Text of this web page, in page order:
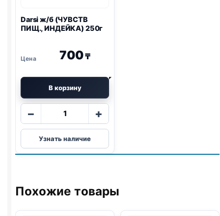
Darsi ж/б (ЧУВСТВ
ПИЩ., ИНДЕЙКА) 250г
700₸
В корзину
−
Количество
Darsi
ж/
б
ИНДЕЙКА)
250г
+
Узнать наличие
Похожие товары